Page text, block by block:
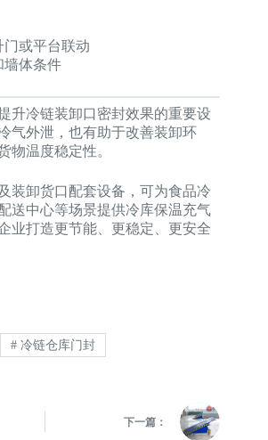
门或平台联动
墙体条件
升冷链装卸口密封效果的重要设
气外泄，也有助于改善装卸环
物温度稳定性。
装卸货口配套设备，可为食品冷
送中心等场景提供冷库保温充气
业打造更节能、更稳定、更安全
#冷链仓库门封
下一篇：